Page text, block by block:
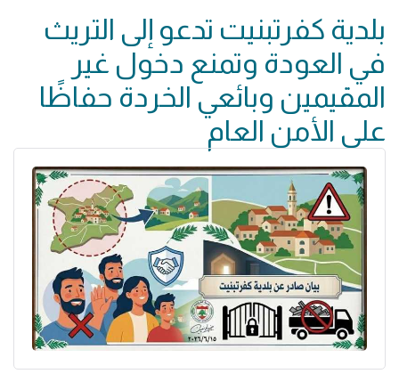
بلدية كفرتبنيت تدعو إلى التريث
في العودة وتمنع دخول غير
المقيمين وبائعي الخردة حفاظًا
على الأمن العام